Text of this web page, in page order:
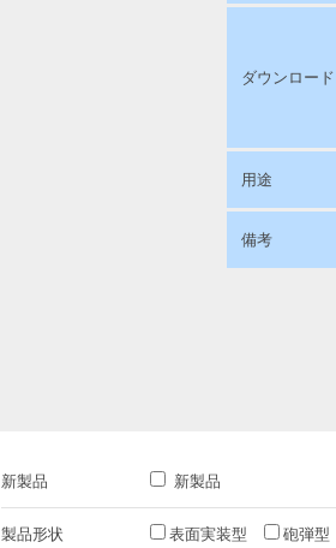
ダウンロード
用途
備考
新製品 新製品
製品形状 表面実装型 砲弾型